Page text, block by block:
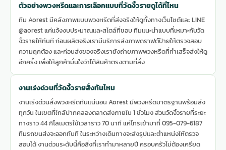
ตัวอย่างพวงหรีดและการเลือกแบบที่วัดงิ้วรายดูได้ที่ไหน
ทีม Aorest มีคลังภาพแบบพวงหรีดที่ส่งจริงให้ดูทั้งทางเว็บไซต์และ LINE
@aorest แค่แจ้งงบประมาณและสไตล์ที่ชอบ ทีมแนะนำแบบที่เหมาะกับวัด
งิ้วรายให้ทันที ก่อนผลิตจริงเรามีบริการส่งภาพดราฟต์ป้ายให้ตรวจสอบ
ความถูกต้อง และก่อนส่งของจริงเรายังถ่ายภาพพวงหรีดที่ทำเสร็จส่งให้ดู
อีกครั้ง เพื่อให้ลูกค้ามั่นใจว่าได้สินค้าตรงตามที่สั่ง
งานเร่งด่วนที่วัดงิ้วรายสั่งทันไหม
งานเร่งด่วนสั่งพวงหรีดทันแน่นอน Aorest มีพวงหรีดมาตรฐานพร้อมส่ง
ทุกวัน ในเขตที่ใกล้ปากคลองตลาดส่งภายใน 1 ชั่วโมง ส่วนวัดงิ้วรายที่ระยะ
ทางราว 44 กิโลเมตรใช้เวลาราว 70 นาที แค่โทรเข้ามาที่ 095-079-6187
ทีมรถขนส่งจะออกทันที ในระหว่างเดินทางจะส่งรูปและตำแหน่งให้ตรวจ
สอบได้ งานด่วนระดับนี้คือสิ่งที่เราทำมาหลายปี ครอบครัวไม่ต้องเครียด